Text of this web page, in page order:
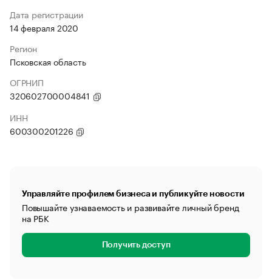
Дата регистрации
14 февраля 2020
Регион
Псковская область
ОГРНИП
320602700004841
ИНН
600300201226
Управляйте профилем бизнеса и публикуйте новости
Повышайте узнаваемость и развивайте личный бренд
на РБК
Получить доступ